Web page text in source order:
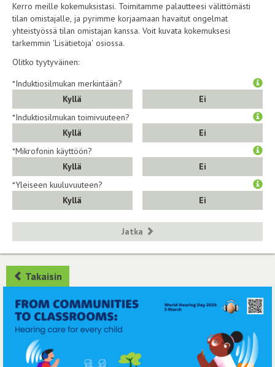
Kerro meille kokemuksistasi. Toimitamme palautteesi välittömästi
tilan omistajalle, ja pyrimme korjaamaan havaitut ongelmat
yhteistyössä tilan omistajan kanssa. Voit kuvata kokemuksesi
tarkemmin 'Lisätietoja' osiossa.
Olitko tyytyväinen:
*Induktiosilmukan merkintään?
Kyllä
Ei
*Induktiosilmukan toimivuuteen?
Kyllä
Ei
*Mikrofonin käyttöön?
Kyllä
Ei
*Yleiseen kuuluvuuteen?
Kyllä
Ei
Jatka
Takaisin